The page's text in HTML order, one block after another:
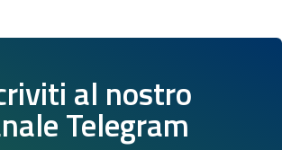
al nostro
Telegram